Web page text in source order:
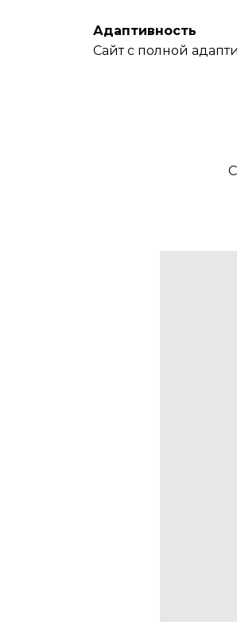
Адаптивность
Сайт с полной